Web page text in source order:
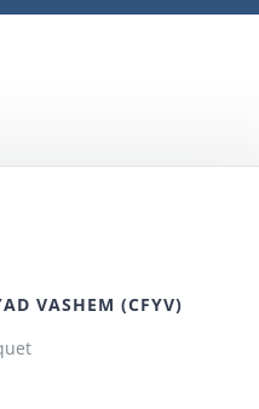
VASHEM (CFYV)